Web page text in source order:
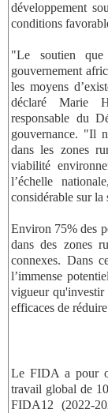
développement
conditions
"Le soutien
gouvernement
les moyens
déclaré Marie
responsable du
gouvernance. "Il
dans les zones
viabilité
l’échelle
considérable sur la
Environ 75% des
dans des zones
connexes. Dans
l’immense
vigueur qu'investir
efficaces de
Le FIDA a pour
travail global de
FIDA12 (2022-